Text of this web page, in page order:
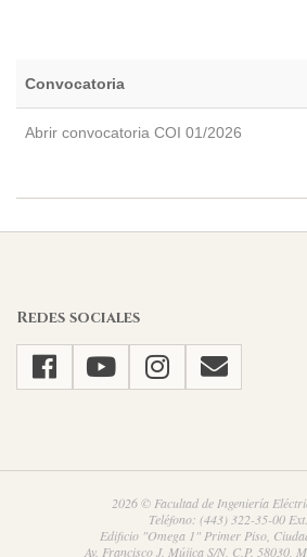
Convocatoria
Abrir convocatoria COI 01/2026
Redes sociales
2026 © Facultad de Ingeniería
Teléfono: (443) 322-35-00
Edificio "Omega 1" Primer Piso,
Av. Francisco J. Mújica S/N, C.P. 58030,